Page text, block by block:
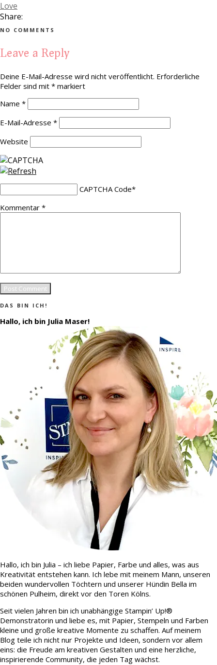
Love
Share:
NO COMMENTS
Leave a Reply
Deine E-Mail-Adresse wird nicht veröffentlicht. Erforderliche
Felder sind mit * markiert
Name *
E-Mail-Adresse *
Website
CAPTCHA Code*
Kommentar *
DAS BIN ICH!
Hallo, ich bin Julia Maser!
Hallo, ich bin Julia – ich liebe Papier, Farbe und alles, was aus
Kreativität entstehen kann. Ich lebe mit meinem Mann, unseren
beiden wundervollen Töchtern und unserer Hündin Bella im
schönen Pulheim, direkt vor den Toren Kölns.
Seit vielen Jahren bin ich unabhängige Stampin’ Up!®
Demonstratorin und liebe es, mit Papier, Stempeln und Farben
kleine und große kreative Momente zu schaffen. Auf meinem
Blog teile ich nicht nur Projekte und Ideen, sondern vor allem
eins: die Freude am kreativen Gestalten und eine herzliche,
inspirierende Community, die jeden Tag wächst.